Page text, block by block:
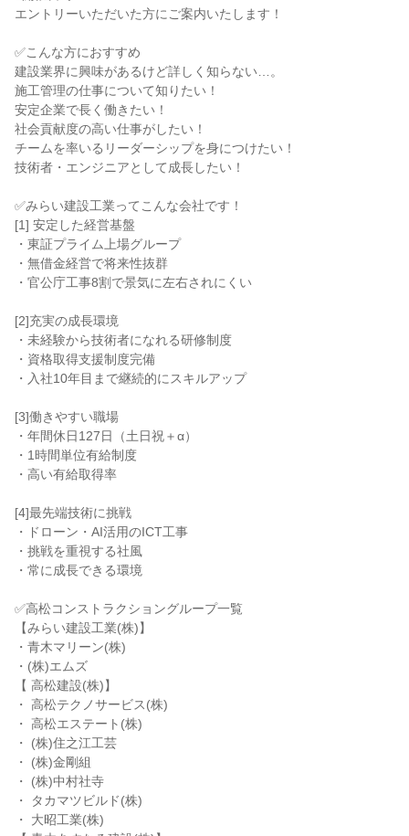
エントリーいただいた方にご案内いたします！
✅こんな方におすすめ
建設業界に興味があるけど詳しく知らない…。
施工管理の仕事について知りたい！
安定企業で長く働きたい！
社会貢献度の高い仕事がしたい！
チームを率いるリーダーシップを身につけたい！
技術者・エンジニアとして成長したい！
✅みらい建設工業ってこんな会社です！
[1] 安定した経営基盤
・東証プライム上場グループ
・無借金経営で将来性抜群
・官公庁工事8割で景気に左右されにくい
[2]充実の成長環境
・未経験から技術者になれる研修制度
・資格取得支援制度完備
・入社10年目まで継続的にスキルアップ
[3]働きやすい職場
・年間休日127日（土日祝＋α）
・1時間単位有給制度
・高い有給取得率
[4]最先端技術に挑戦
・ドローン・AI活用のICT工事
・挑戦を重視する社風
・常に成長できる環境
✅高松コンストラクショングループ一覧
【みらい建設工業(株)】
・青木マリーン(株)
・(株)エムズ
【 高松建設(株)】
・ 高松テクノサービス(株)
・ 高松エステート(株)
・ (株)住之江工芸
・ (株)金剛組
・ (株)中村社寺
・ タカマツビルド(株)
・ 大昭工業(株)